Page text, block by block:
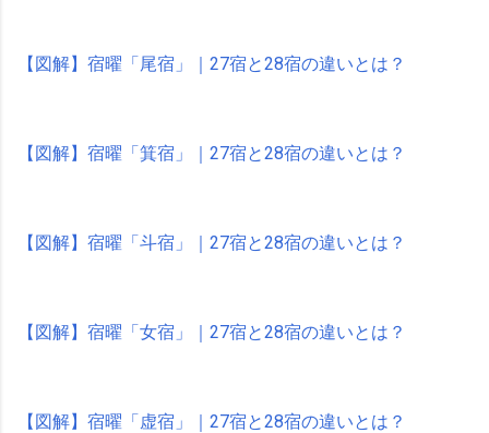
【図解】宿曜「尾宿」｜27宿と28宿の違いとは？
【図解】宿曜「箕宿」｜27宿と28宿の違いとは？
【図解】宿曜「斗宿」｜27宿と28宿の違いとは？
【図解】宿曜「女宿」｜27宿と28宿の違いとは？
【図解】宿曜「虚宿」｜27宿と28宿の違いとは？